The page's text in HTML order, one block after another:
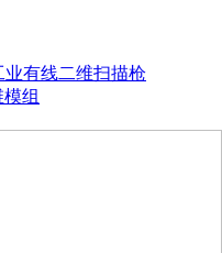
业有线二维扫描枪
组